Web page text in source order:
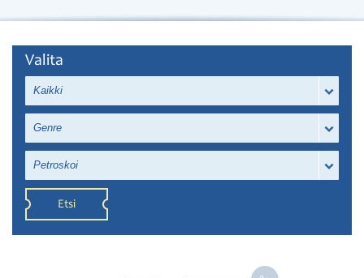
Valita
Kaikki
Genre
Petroskoi
Etsi